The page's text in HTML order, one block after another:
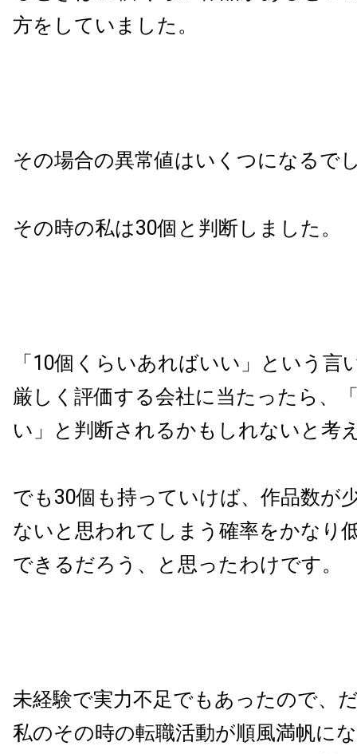
方をしていました。
その場合の異常値はいくつになるで
その時の私は30個と判断しました。
「10個くらいあればいい」という言
厳しく評価する会社に当たったら、
い」と判断されるかもしれないと考
でも30個も持っていけば、作品数が
ないと思われてしまう確率をかなり
できるだろう、と思ったわけです。
未経験で実力不足でもあったので、
私のその時の転職活動が順風満帆に